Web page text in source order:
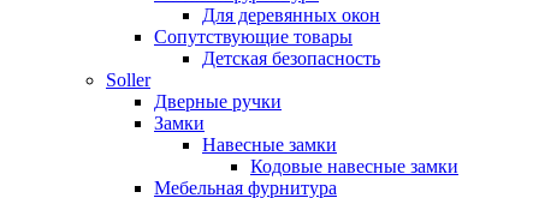
Для деревянных окон
Сопутствующие товары
Детская безопасность
Soller
Дверные ручки
Замки
Навесные замки
Кодовые навесные замки
Мебельная фурнитура